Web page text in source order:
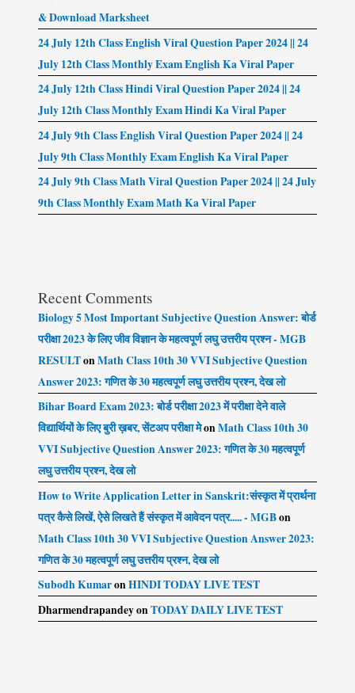
& Download Marksheet
24 July 12th Class English Viral Question Paper 2024 || 24
July 12th Class Monthly Exam English Ka Viral Paper
24 July 12th Class Hindi Viral Question Paper 2024 || 24
July 12th Class Monthly Exam Hindi Ka Viral Paper
24 July 9th Class English Viral Question Paper 2024 || 24
July 9th Class Monthly Exam English Ka Viral Paper
24 July 9th Class Math Viral Question Paper 2024 || 24 July
9th Class Monthly Exam Math Ka Viral Paper
Recent Comments
Biology 5 Most Important Subjective Question Answer: बोर्ड
परीक्षा 2023 के लिए जीव विज्ञान के महत्वपूर्ण लघु उत्तरीय प्रश्न - MGB
RESULTonMath Class 10th 30 VVI Subjective Question
Answer 2023: गणित के 30 महत्वपूर्ण लघु उत्तरीय प्रश्न, देख लो
Bihar Board Exam 2023: बोर्ड परीक्षा 2023 में परीक्षा देने वाले
विद्यार्थियों के लिए बुरी ख़बर, सेंटअप परीक्षा मेonMath Class 10th 30
VVI Subjective Question Answer 2023: गणित के 30 महत्वपूर्ण
लघु उत्तरीय प्रश्न, देख लो
How to Write Application Letter in Sanskrit:संस्कृत में प्रार्थना
पत्र कैसे लिखें, ऐसे लिखते हैं संस्कृत में आवेदन पत्र..... - MGBon
Math Class 10th 30 VVI Subjective Question Answer 2023:
गणित के 30 महत्वपूर्ण लघु उत्तरीय प्रश्न, देख लो
Subodh KumaronHINDI TODAY LIVE TEST
DharmendrapandeyonTODAY DAILY LIVE TEST